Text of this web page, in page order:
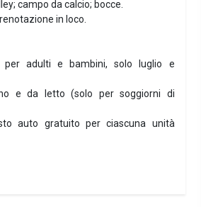
campo da calcio; bocce.
in loco.
per adulti e bambini, solo luglio e
e da letto (solo per soggiorni di
auto gratuito per ciascuna unità